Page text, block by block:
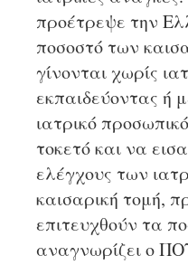
προέτρεψε την
ποσοστό των
γίνονται χωρίς
εκπαιδεύοντας ή
ιατρικό
τοκετό και να
ελέγχους των
καισαρική τομή,
επιτευχθούν τα
αναγνωρίζει ο